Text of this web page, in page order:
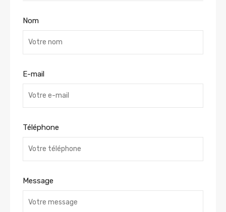
Nom
E-mail
Téléphone
Message